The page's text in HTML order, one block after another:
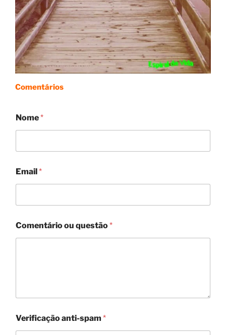
Comentários
Nome*
Email*
Comentário ou questão*
Verificação anti-spam *